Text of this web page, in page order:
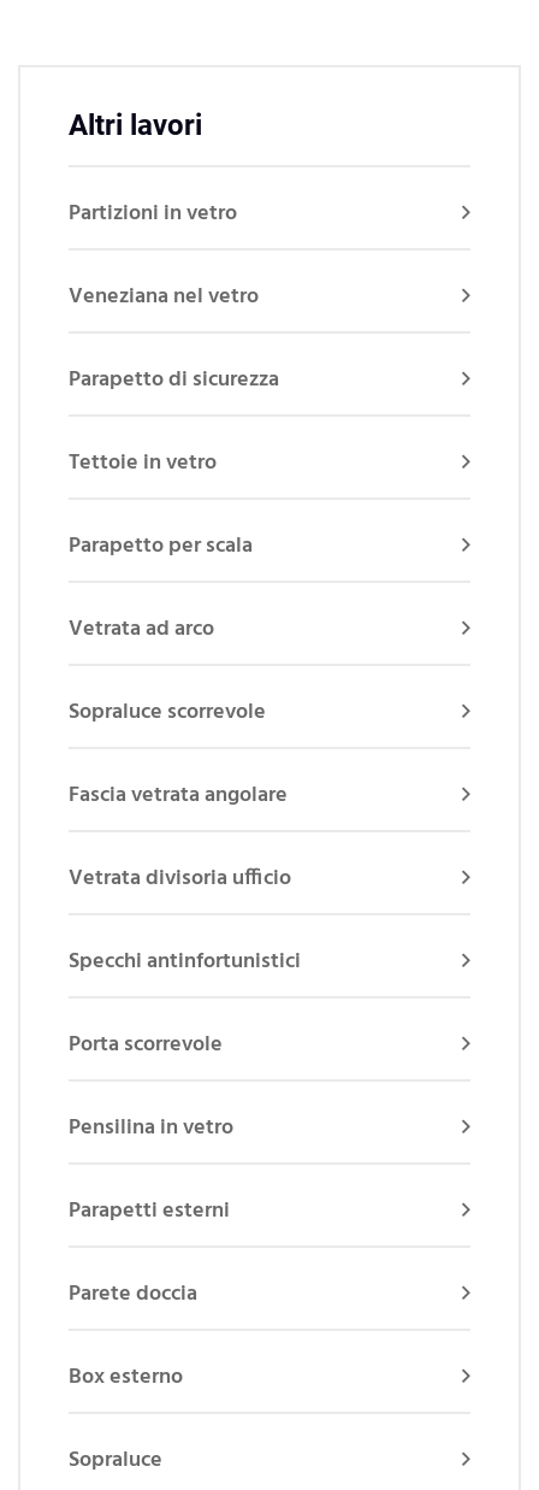
Altri lavori
Partizioni in vetro
Veneziana nel vetro
Parapetto di sicurezza
Tettoie in vetro
Parapetto per scala
Vetrata ad arco
Sopraluce scorrevole
Fascia vetrata angolare
Vetrata divisoria ufficio
Specchi antinfortunistici
Porta scorrevole
Pensilina in vetro
Parapetti esterni
Parete doccia
Box esterno
Sopraluce